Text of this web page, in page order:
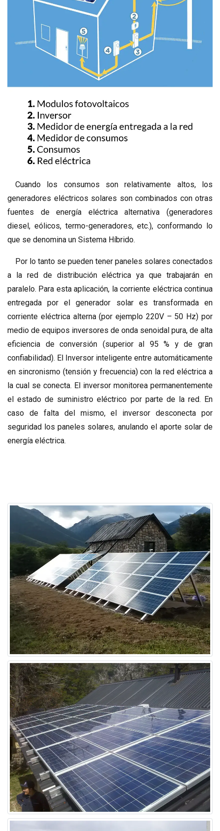
Cuando los consumos son relativamente altos, los
generadores eléctricos solares son combinados con otras
fuentes de energía eléctrica alternativa (generadores
diesel, eólicos, termo-generadores, etc.), conformando lo
que se denomina un Sistema Híbrido.
Por lo tanto se pueden tener paneles solares conectados
a la red de distribución eléctrica ya que trabajarán en
paralelo. Para esta aplicación, la corriente eléctrica continua
entregada por el generador solar es transformada en
corriente eléctrica alterna (por ejemplo 220V – 50 Hz) por
medio de equipos inversores de onda senoidal pura, de alta
eficiencia de conversión (superior al 95 % y de gran
confiabilidad). El Inversor inteligente entre automáticamente
en sincronismo (tensión y frecuencia) con la red eléctrica a
la cual se conecta. El inversor monitorea permanentemente
el estado de suministro eléctrico por parte de la red. En
caso de falta del mismo, el inversor desconecta por
seguridad los paneles solares, anulando el aporte solar de
energía eléctrica.